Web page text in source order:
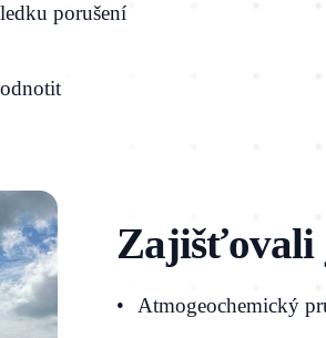
porušení
Zajišťovali
Atmogeochemický